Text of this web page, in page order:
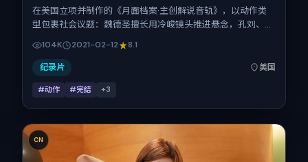
在美国立项并制作的《月面档案·主创解说音轨》，以动作类
型包裹社会议题：魏德圣擅长用冷峻镜头推进悬念，孔刘、易
一。上映时间：2021-02-12；片长158分钟；适合关注现实质
感与类型片结构的观众。
104K 2021-02-12 8.1
纪录片 美国
#动作 #完结 +3
CN